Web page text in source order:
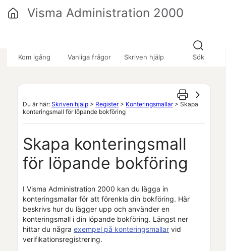
Kom igång Vanliga frågor Skriven hjälp Sök
Visma Administration 2000
Du är här: Skriven hjälp > Register> Konteringsmallar> Skapa
konteringsmall för löpande bokföring
Skapa konteringsmall
för löpande bokföring
I Visma Administration 2000 kan du lägga in
konteringsmallar för att förenkla din bokföring. Här
beskrivs hur du lägger upp och använder en
konteringsmall i din löpande bokföring. Längst ner
hittar du några exempel på konteringsmallar vid
verifikationsregistrering.